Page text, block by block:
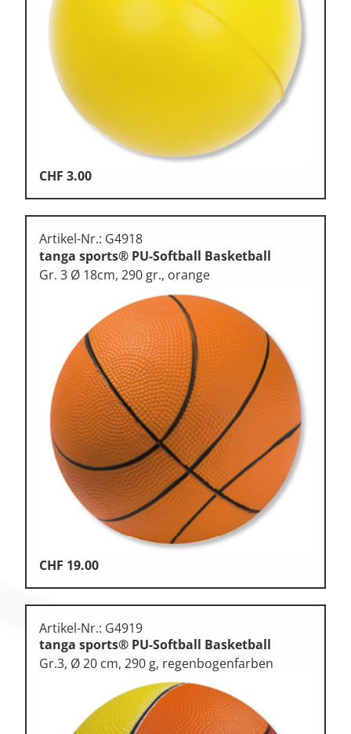
CHF 3.00
Artikel-Nr.: G4918
tanga sports® PU-Softball Basketball
Gr. 3 Ø 18cm, 290 gr., orange
CHF 19.00
Artikel-Nr.: G4919
tanga sports® PU-Softball Basketball
Gr.3, Ø 20 cm, 290 g, regenbogenfarben